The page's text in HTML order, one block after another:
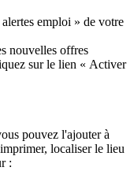
emploi » de votre
nouvelles offres
sur le lien « Activer
pouvez l'ajouter à
localiser le lieu
: